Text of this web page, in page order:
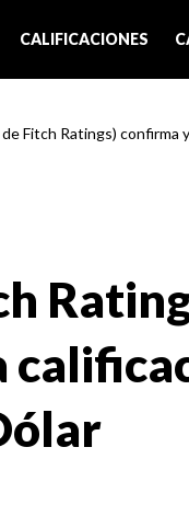
CALIFICACIONES
de Fitch Ratings)